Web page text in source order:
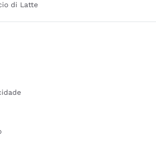
di Latte